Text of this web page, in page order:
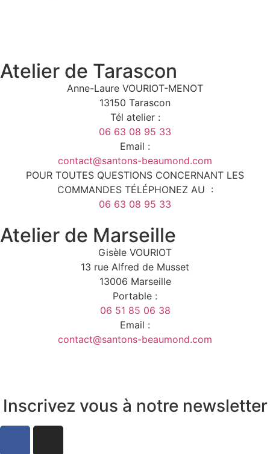
Atelier de Tarascon
Anne-Laure VOURIOT-MENOT
13150 Tarascon
Tél atelier :
06 63 08 95 33
Email :
contact@santons-beaumond.com
POUR TOUTES QUESTIONS CONCERNANT LES
COMMANDES TÉLÉPHONEZ AU :
06 63 08 95 33
Atelier de Marseille
Gisèle VOURIOT
13 rue Alfred de Musset
13006 Marseille
Portable :
06 51 85 06 38
Email :
contact@santons-beaumond.com
Inscrivez vous à notre newsletter